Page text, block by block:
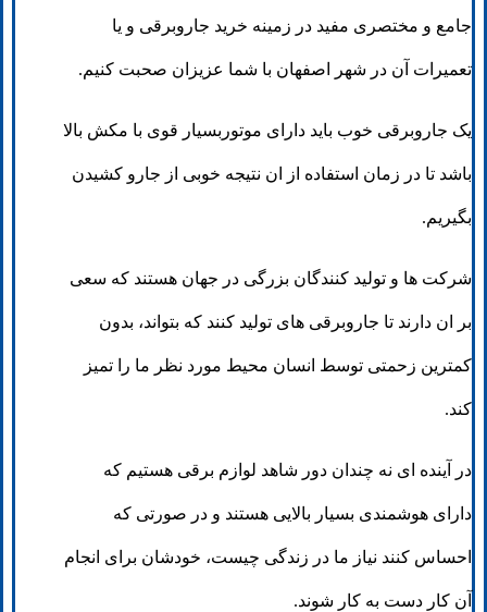
جامع و مختصری مفید در زمینه خرید جاروبرقی و یا
تعمیرات آن در شهر اصفهان با شما عزیزان صحبت کنیم.
یک جاروبرقی خوب باید دارای موتوربسیار قوی با مکش بالا
باشد تا در زمان استفاده از ان نتیجه خوبی از جارو کشیدن
بگیریم.
شرکت ها و تولید کنندگان بزرگی در جهان هستند که سعی
بر ان دارند تا جاروبرقی های تولید کنند که بتواند، بدون
کمترین زحمتی توسط انسان محیط مورد نظر ما را تمیز
کند.
در آینده ای نه چندان دور شاهد لوازم برقی هستیم که
دارای هوشمندی بسیار بالایی هستند و در صورتی که
احساس کنند نیاز ما در زندگی چیست، خودشان برای انجام
آن کار دست به کار شوند.